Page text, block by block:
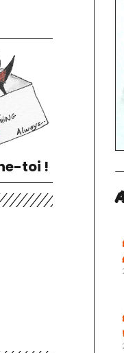
toi !